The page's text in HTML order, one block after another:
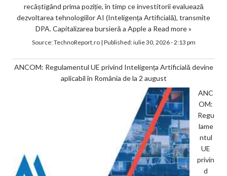
recâștigând prima poziție, în timp ce investitorii evaluează
dezvoltarea tehnologiilor AI (Inteligența Artificială), transmite
DPA. Capitalizarea bursieră a Apple a Read more »
Source:TechnoReport.ro| Published:iulie 30, 2026 - 2:13 pm
ANCOM: Regulamentul UE privind Inteligența Artificială devine
aplicabil în România de la 2 august
ANC
OM:
Regu
lame
ntul
UE
privin
d